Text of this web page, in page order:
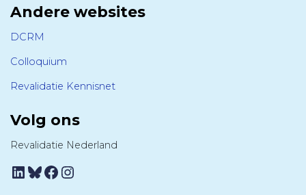
Andere websites
DCRM
Colloquium
Revalidatie Kennisnet
Volg ons
Revalidatie Nederland
LinkedIn
Bluesky
Facebook
Instagram